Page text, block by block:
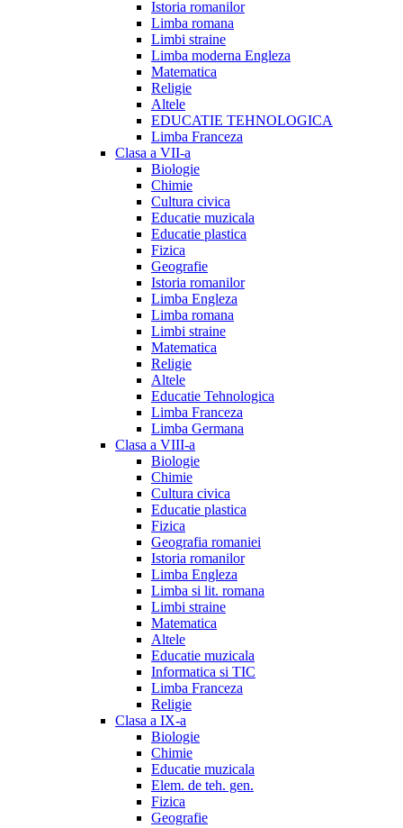
Istoria romanilor
Limba romana
Limbi straine
Limba moderna Engleza
Matematica
Religie
Altele
EDUCATIE TEHNOLOGICA
Limba Franceza
Clasa a VII-a
Biologie
Chimie
Cultura civica
Educatie muzicala
Educatie plastica
Fizica
Geografie
Istoria romanilor
Limba Engleza
Limba romana
Limbi straine
Matematica
Religie
Altele
Educatie Tehnologica
Limba Franceza
Limba Germana
Clasa a VIII-a
Biologie
Chimie
Cultura civica
Educatie plastica
Fizica
Geografia romaniei
Istoria romanilor
Limba Engleza
Limba si lit. romana
Limbi straine
Matematica
Altele
Educatie muzicala
Informatica si TIC
Limba Franceza
Religie
Clasa a IX-a
Biologie
Chimie
Educatie muzicala
Elem. de teh. gen.
Fizica
Geografie